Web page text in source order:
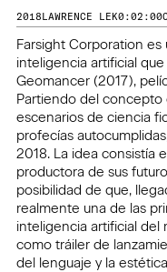
2018LAWRENCE LEK0:02:00
Farsight Corporation
inteligencia artificial
Geomancer (2017),
Partiendo del concepto
escenarios de ciencia
profecías
2018. La idea consistía
productora de sus
posibilidad de que,
realmente una de las
inteligencia artificial del
como tráiler de
del lenguaje y la